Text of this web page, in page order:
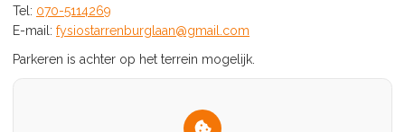
Tel: 070-5114269
E-mail: fysiostarrenburglaan@gmail.com
Parkeren is achter op het terrein mogelijk.